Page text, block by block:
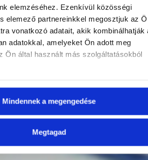
elemzéséhez. Ezenkívül közösségi
elemező partnereinkkel megosztjuk az
vonatkozó adatait, akik kombinálhatják
adatokkal, amelyeket Ön adott meg
Ön által használt más szolgáltatásokból
Mindennek a megengedése
Megtagad